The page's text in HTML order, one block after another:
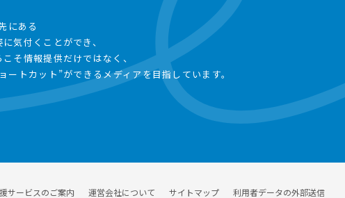
にある
気付くことができ、
そ情報提供だけではなく、
トカット”ができるメディアを目指しています。
サービスのご案内 運営会社について サイトマップ 利用者データの外部送信